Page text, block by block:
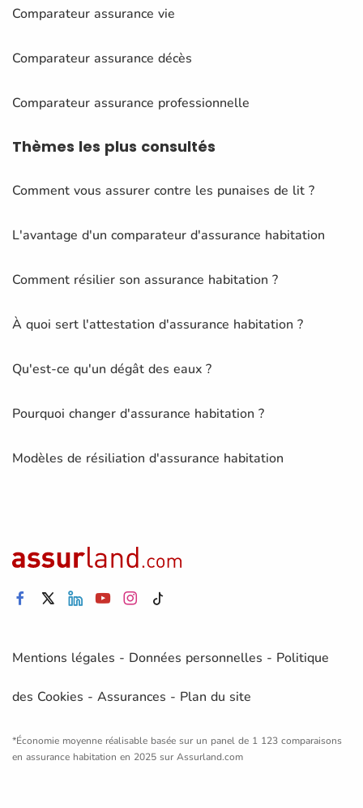
Comparateur assurance vie
Comparateur assurance décès
Comparateur assurance professionnelle
Thèmes les plus consultés
Comment vous assurer contre les punaises de lit ?
L'avantage d'un comparateur d'assurance habitation
Comment résilier son assurance habitation ?
À quoi sert l'attestation d'assurance habitation ?
Qu'est-ce qu'un dégât des eaux ?
Pourquoi changer d'assurance habitation ?
Modèles de résiliation d'assurance habitation
Mentions légales - Données personnelles - Politique
des Cookies - Assurances - Plan du site
*Économie moyenne réalisable basée sur un panel de 1 123 comparaisons
en assurance habitation en 2025 sur Assurland.com